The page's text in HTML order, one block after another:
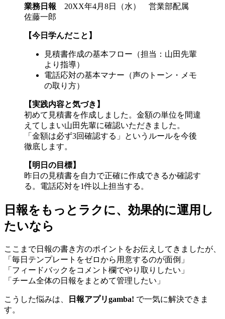
業務日報 20XX年4月8日（水） 営業部配属
佐藤一郎
【今日学んだこと】
見積書作成の基本フロー（担当：山田先輩
より指導）
電話応対の基本マナー（声のトーン・メモ
の取り方）
【実践内容と気づき】
初めて見積書を作成しました。金額の単位を間違
えてしまい山田先輩に確認いただきました。
「金額は必ず3回確認する」というルールを今後
徹底します。
【明日の目標】
昨日の見積書を自力で正確に作成できるか確認す
る。電話応対を1件以上担当する。
日報をもっとラクに、効果的に運用し
たいなら
ここまで日報の書き方のポイントをお伝えしてきましたが、
「毎日テンプレートをゼロから用意するのが面倒」
「フィードバックをコメント欄でやり取りしたい」
「チーム全体の日報をまとめて管理したい」
こうした悩みは、 日報アプリgamba! で一気に解決できま
す。